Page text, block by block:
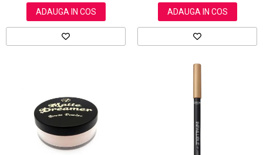
ADAUGA IN COS ADAUGA IN COS